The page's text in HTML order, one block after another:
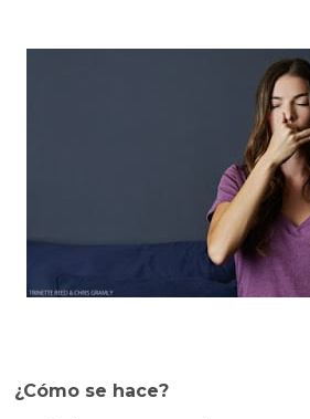
¿Cómo se hace?